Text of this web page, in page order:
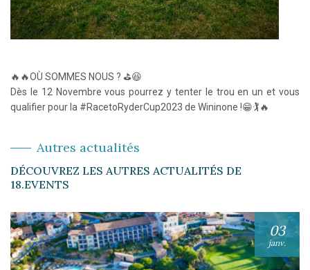
🔥🔥OÙ SOMMES NOUS ? ⛳️😆
Dès le 12 Novembre vous pourrez y tenter le trou en un et vous
qualifier pour la #RacetoRyderCup2023 de Wininone !😁🏌🔥
Autres actualités
DÉCOUVREZ LES AUTRES ACTUALITÉS DE
18.EVENTS
03
janv.